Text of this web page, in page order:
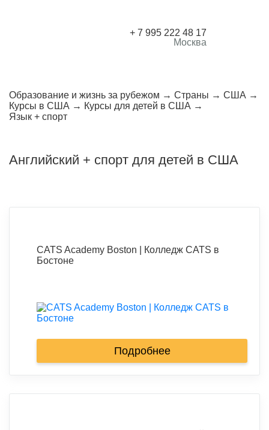
+ 7 995 222 48 17
Москва
Образование и жизнь за рубежом Страны
США
Курсы в США
Курсы для детей в США
Язык + спорт
Английский + спорт для детей в США
CATS Academy Boston | Колледж CATS в
Бостоне
Подробнее